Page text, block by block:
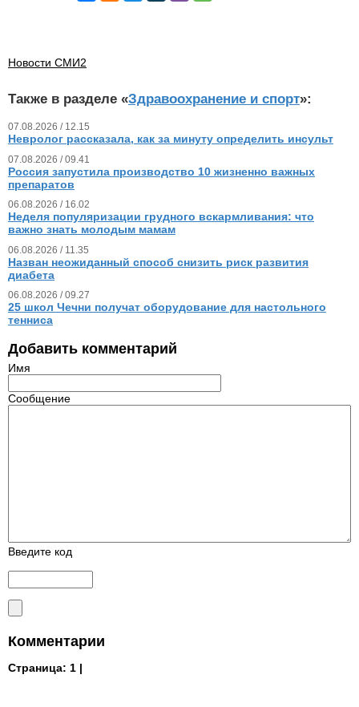
Новости СМИ2
Также в разделе «Здравоохранение и спорт»:
07.08.2026 / 12.15
Невролог рассказала, как за минуту определить инсульт
07.08.2026 / 09.41
Россия запустила производство 10 жизненно важных
препаратов
06.08.2026 / 16.02
Неделя популяризации грудного вскармливания: что
важно знать молодым мамам
06.08.2026 / 11.35
Назван неожиданный способ снизить риск развития
диабета
06.08.2026 / 09.27
25 школ Чечни получат оборудование для настольного
тенниса
Добавить комментарий
Имя
Сообщение
Введите код
Комментарии
Страница: 1 |